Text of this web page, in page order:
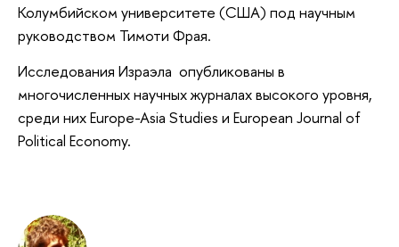
Колумбийском университете (США) под научным
руководством Тимоти Фрая.
Исследования Израэла опубликованы в
многочисленных научных журналах высокого уровня,
среди них Europe-Asia Studies и European Journal of
Political Economy.